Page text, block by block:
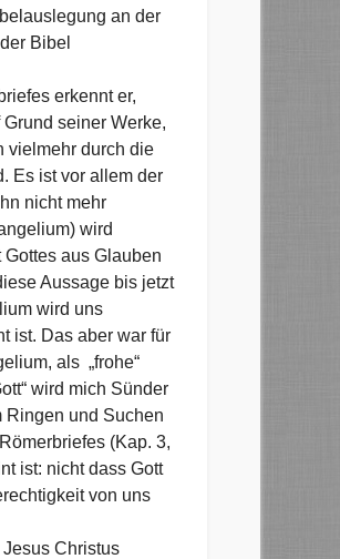
an der
Bibel
erkennt er,
seiner Werke,
vielmehr durch die
Es ist vor allem der
nicht mehr
wird
aus Glauben
Aussage bis jetzt
wird uns
ist. Das aber war für
als „frohe“
wird mich Sünder
Ringen und Suchen
(Kap. 3,
ist: nicht dass Gott
von uns
Christus